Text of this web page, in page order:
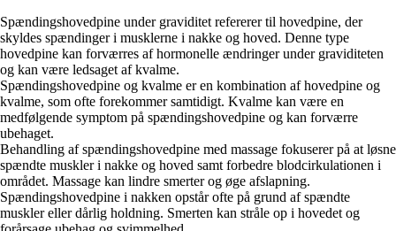
Spændingshovedpine under graviditet refererer til hovedpine, der
skyldes spændinger i musklerne i nakke og hoved. Denne type
hovedpine kan forværres af hormonelle ændringer under graviditeten
og kan være ledsaget af kvalme.
Spændingshovedpine og kvalme er en kombination af hovedpine og
kvalme, som ofte forekommer samtidigt. Kvalme kan være en
medfølgende symptom på spændingshovedpine og kan forværre
ubehaget.
Behandling af spændingshovedpine med massage fokuserer på at løsne
spændte muskler i nakke og hoved samt forbedre blodcirkulationen i
området. Massage kan lindre smerter og øge afslapning.
Spændingshovedpine i nakken opstår ofte på grund af spændte
muskler eller dårlig holdning. Smerten kan stråle op i hovedet og